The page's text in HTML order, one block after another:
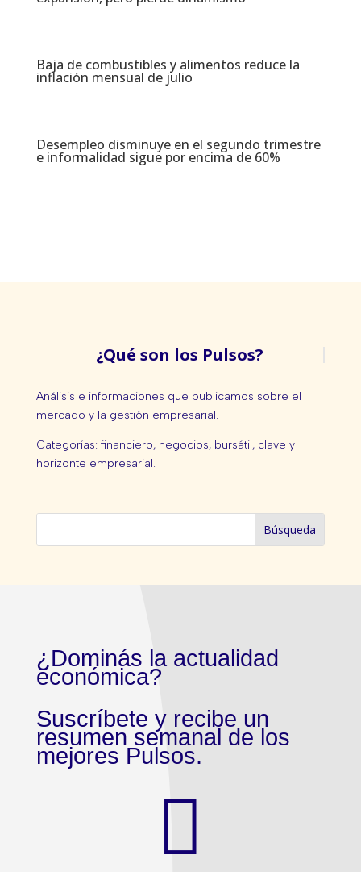
Baja de combustibles y alimentos reduce la
inflación mensual de julio​
Desempleo disminuye en el segundo trimestre
e informalidad sigue por encima de 60%
¿Qué son los Pulsos?
Análisis e informaciones que publicamos sobre el
mercado y la gestión empresarial.
Categorías: financiero, negocios, bursátil, clave y
horizonte empresarial.
¿Dominás la actualidad
económica?
Suscríbete y recibe un
resumen semanal de los
mejores Pulsos.
